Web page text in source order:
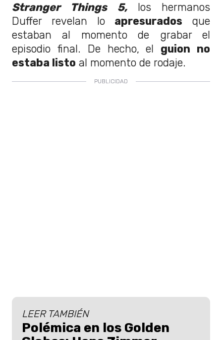
Stranger Things 5,los hermanos
Duffer revelan lo apresurados que
estaban al momento de grabar el
episodio final. De hecho, el guion no
estaba listo al momento de rodaje.
LEER TAMBIÉN
Polémica en los Golden